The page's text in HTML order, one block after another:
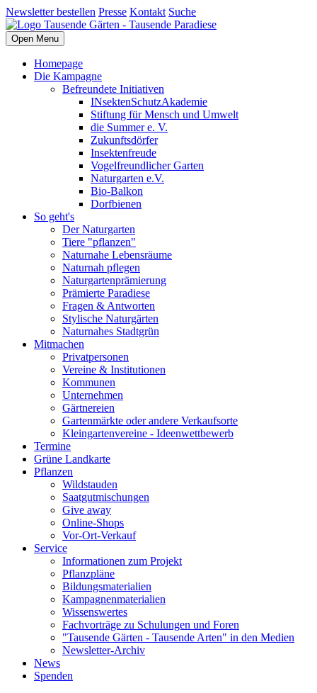
Newsletter bestellen Presse Kontakt Suche
Open Menu
Homepage
Die Kampagne
Befreundete Initiativen
INsektenSchutzAkademie
Stiftung für Mensch und Umwelt
die Summer e. V.
Zukunftsdörfer
Insektenfreude
Vogelfreundlicher Garten
Naturgarten e.V.
Bio-Balkon
Dorfbienen
So geht's
Der Naturgarten
Tiere "pflanzen"
Naturnahe Lebensräume
Naturnah pflegen
Naturgartenprämierung
Prämierte Paradiese
Fragen & Antworten
Stylische Naturgärten
Naturnahes Stadtgrün
Mitmachen
Privatpersonen
Vereine & Institutionen
Kommunen
Unternehmen
Gärtnereien
Gartenmärkte oder andere Verkaufsorte
Kleingartenvereine - Ideenwettbewerb
Termine
Grüne Landkarte
Pflanzen
Wildstauden
Saatgutmischungen
Give away
Online-Shops
Vor-Ort-Verkauf
Service
Informationen zum Projekt
Pflanzpläne
Bildungsmaterialien
Kampagnenmaterialien
Wissenswertes
Fachvorträge zu Schulungen und Foren
"Tausende Gärten - Tausende Arten" in den Medien
Newsletter-Archiv
News
Spenden